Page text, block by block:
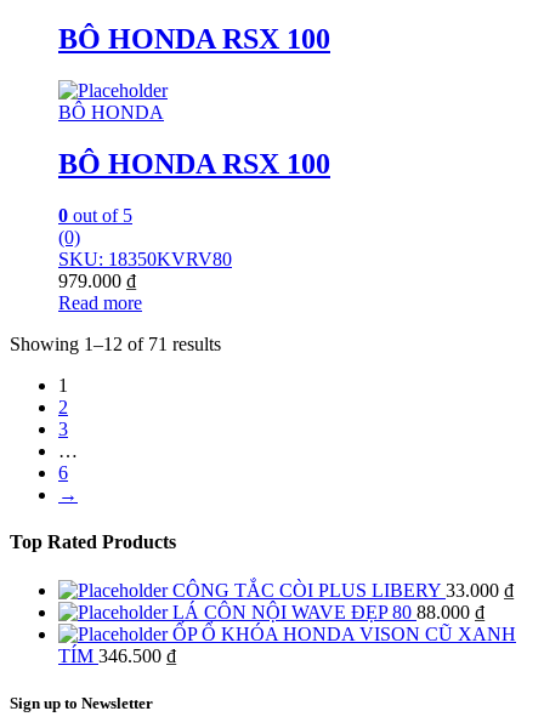
BÔ HONDA RSX 100
BÔ HONDA
BÔ HONDA RSX 100
0 out of 5
(0)
SKU: 18350KVRV80
979.000 ₫
Read more
Showing 1–12 of 71 results
1
2
3
…
6
→
Top Rated Products
CÔNG TẮC CÒI PLUS LIBERY 33.000 ₫
LÁ CÔN NỘI WAVE ĐẸP 80 88.000 ₫
ỐP Ổ KHÓA HONDA VISON CŨ XANH
TÍM 346.500 ₫
Sign up to Newsletter